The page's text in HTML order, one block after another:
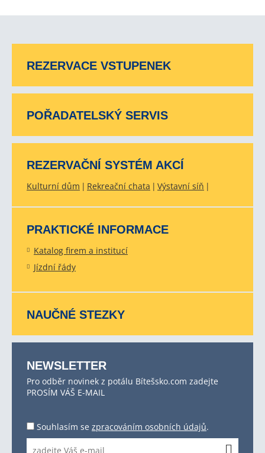
REZERVACE VSTUPENEK
POŘADATELSKÝ SERVIS
REZERVAČNÍ SYSTÉM AKCÍ
Kulturní dům Rekreační chata Výstavní síň
PRAKTICKÉ INFORMACE
Katalog firem a institucí
Jízdní řády
NAUČNÉ STEZKY
NEWSLETTER
Pro odběr novinek z potálu Bítešsko.com zadejte
PROSÍM VÁŠ E-MAIL
Souhlasím se zpracováním osobních údajů.